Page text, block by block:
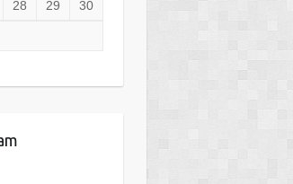
28 29 30